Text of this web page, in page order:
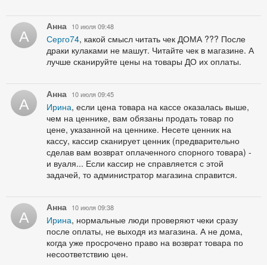
А Анна 10 июля 09:48
Серго74, какой смысл читать чек ДОМА ??? После
драки кулаками не машут. Читайте чек в магазине. А
лучше сканируйте цены на товары ДО их оплаты.
А Анна 10 июля 09:45
Ирина, если цена товара на кассе оказалась выше,
чем на ценнике, вам обязаны продать товар по
цене, указанной на ценнике. Несете ценник на
кассу, кассир сканирует ценник (предварительно
сделав вам возврат оплаченного спорного товара) -
и вуаля... Если кассир не справляется с этой
задачей, то администратор магазина справится.
А Анна 10 июля 09:38
Ирина, нормальные люди проверяют чеки сразу
после оплаты, не выходя из магазина. А не дома,
когда уже просрочено право на возврат товара по
несоответствию цен.